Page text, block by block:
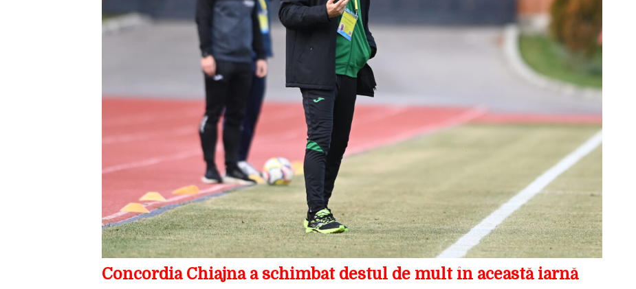
Concordia Chiajna a schimbat destul de mult în această iarnă